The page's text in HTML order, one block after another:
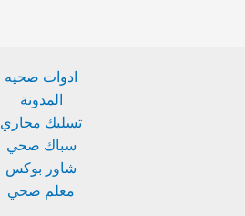
ادوات صحيه
المدونة
تسليك مجاري
سباك صحي
شاور بوكس
معلم صحي